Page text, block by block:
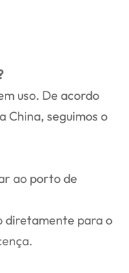
uso. De acordo
China, seguimos o
ao porto de
diretamente para o